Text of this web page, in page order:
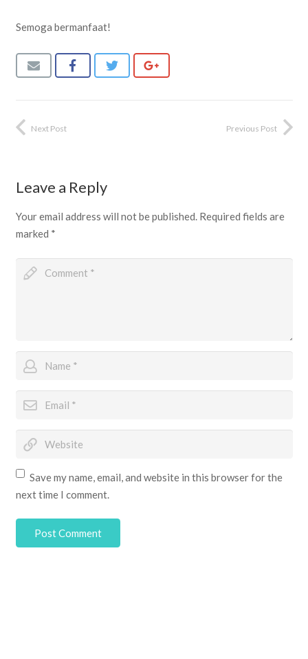
Semoga bermanfaat!
Previous Post
Next Post
Leave a Reply
Your email address will not be published. Required fields are
marked *
Save my name, email, and website in this browser for the
next time I comment.
Post Comment